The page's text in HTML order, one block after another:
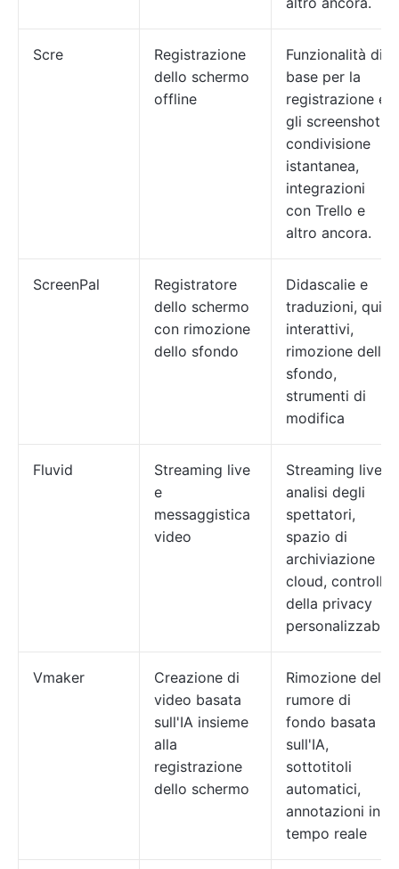
Scre
Registrazione
dello schermo
offline
Funzionalità di
base per la
registrazione e
gli screenshot,
condivisione
istantanea,
integrazioni
con Trello e
altro ancora.
ScreenPal
Registratore
dello schermo
con rimozione
dello sfondo
Didascalie e
traduzioni, quiz
interattivi,
rimozione dello
sfondo,
strumenti di
modifica
Fluvid
Streaming live
e
messaggistica
video
Streaming live,
analisi degli
spettatori,
spazio di
archiviazione
cloud, controlli
della privacy
personalizzabili
Vmaker
Creazione di
video basata
sull'IA insieme
alla
registrazione
dello schermo
Rimozione del
rumore di
fondo basata
sull'IA,
sottotitoli
automatici,
annotazioni in
tempo reale